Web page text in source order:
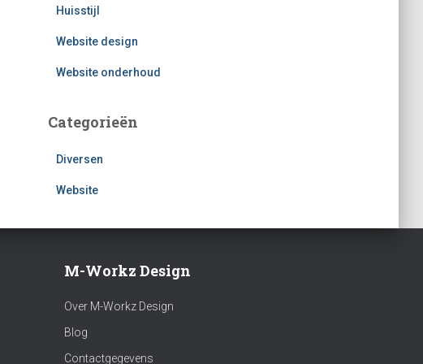
Huisstijl
Website design
Website onderhoud
Categorieën
Diversen
Website
M-Workz Design
Over M-Workz Design
Blog
Contactgegevens